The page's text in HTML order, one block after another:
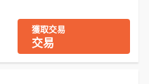
獲取交易
交易